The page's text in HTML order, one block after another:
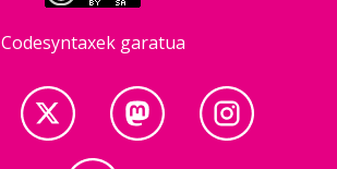
Codesyntaxek garatua